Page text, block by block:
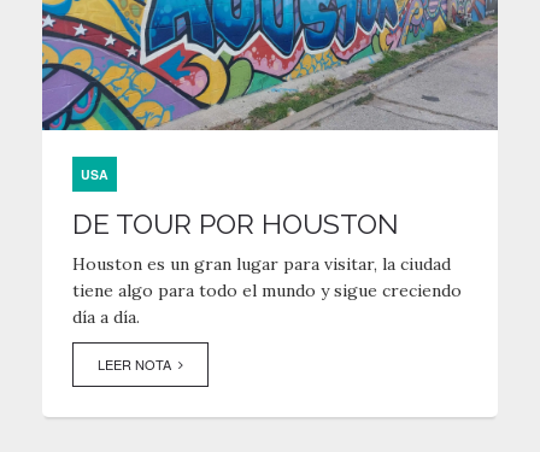
USA
DE TOUR POR HOUSTON
Houston es un gran lugar para visitar, la ciudad
tiene algo para todo el mundo y sigue creciendo
día a día.
LEER NOTA